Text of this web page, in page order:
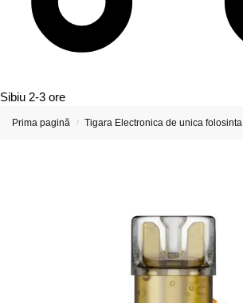
Sibiu 2-3 ore
Prima pagină / Tigara Electronica de unica folosinta